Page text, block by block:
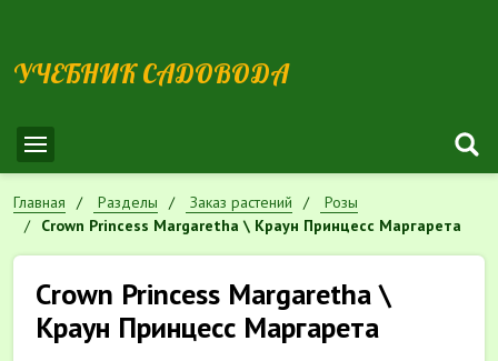
УЧЕБНИК САДОВОДА
Главная Разделы Заказ растений
Розы
Crown Princess Margaretha \ Краун Принцесс Маргарета
Crown Princess Margaretha \
Краун Принцесс Маргарета